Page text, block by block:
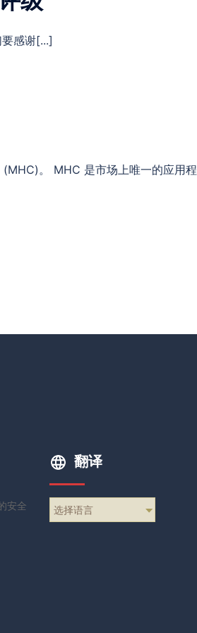
感谢[...]
。 MHC 是市场上唯一的应用
安全
翻译
选择语言